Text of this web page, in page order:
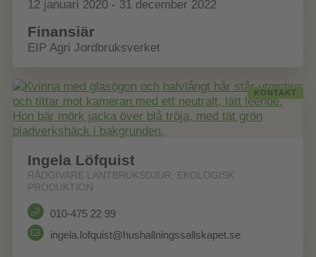
12 januari 2020 - 31 december 2022
Finansiär
EIP Agri Jordbruksverket
KONTAKT
Ingela Löfquist
RÅDGIVARE LANTBRUKSDJUR, EKOLOGISK
PRODUKTION
010-475 22 99
ingela.lofquist@hushallningssallskapet.se